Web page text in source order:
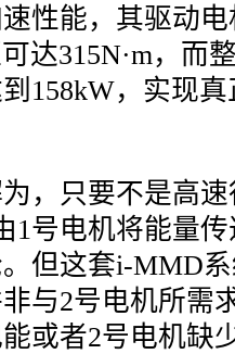
性能，其驱动
达315N·m，而
158kW，实现
只要不是高速
1号电机将能量
但这套i-MMD
与2号电机所需
或者2号电机缺